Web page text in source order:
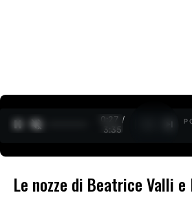
0:28 /
3:35
Le nozze di Beatrice Valli